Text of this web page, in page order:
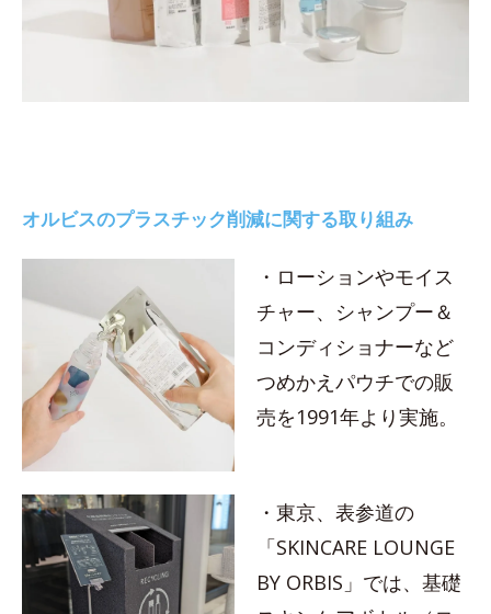
オルビスのプラスチック削減に関する取り組み
・ローションやモイス
チャー、シャンプー＆
コンディショナーなど
つめかえパウチでの販
売を1991年より実施。
・東京、表参道の
「SKINCARE LOUNGE
BY ORBIS」では、基礎